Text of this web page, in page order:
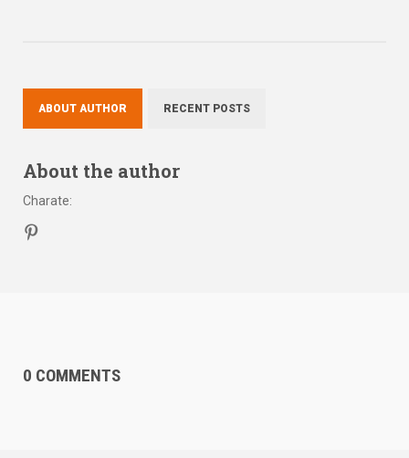
ABOUT AUTHOR RECENT POSTS
About the author
Charate:
0 COMMENTS